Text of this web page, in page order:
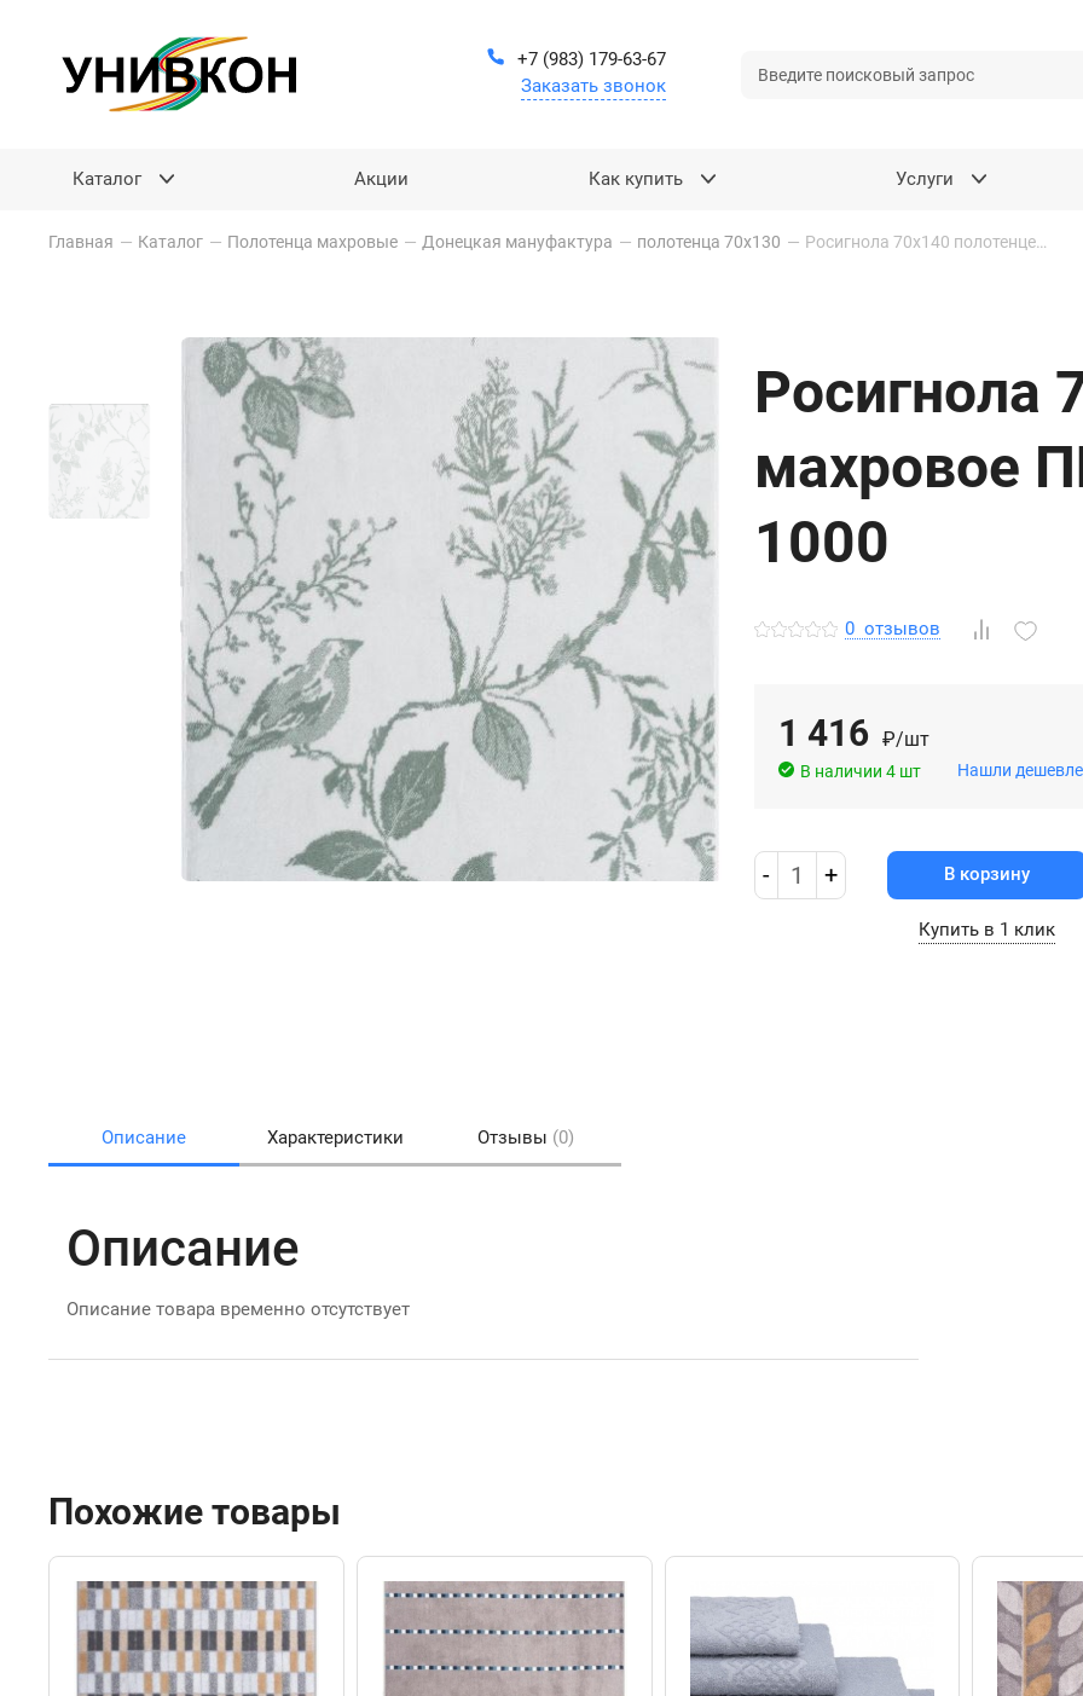
+7 (983) 179-63-67
Заказать звонок
Каталог Акции Как купить Услуги
Главная — Каталог — Полотенца махровые — Донецкая мануфактура — полотенца 70х130 — Росигнола 70х140 полотенце махровое ПЦ-734-6334 цв. 1000
Росигнола
махровое
1000
0 отзывов
1 416 ₽/шт
В наличии 4 шт Нашли
- 1 + В корзину
Купить в 1 клик
Описание Характеристики Отзывы (0)
Описание
Описание товара временно отсутствует
Похожие товары